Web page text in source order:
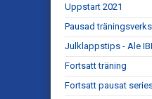
Uppstart 2021
Pausad
Julklappstips - Ale
Fortsatt träning
Fortsatt pausat